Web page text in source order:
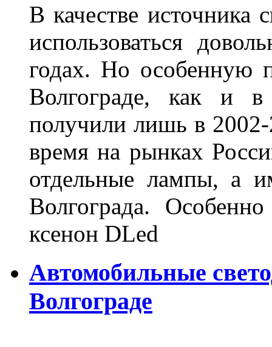
В качестве источника
использоваться
годах. Но особенную
Волгограде, как и
получили лишь в
время на рынках
отдельные лампы, а
Волгограда.
ксенон DLed
Автомобильные
Волгограде